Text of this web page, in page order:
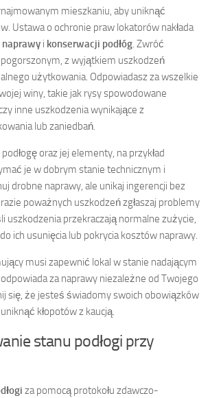
mieszkaniu, aby uniknąć
Ustawa o ochronie praw lokatorów nakłada
naprawy i konserwacji podłóg. Zwróć
z wyjątkiem uszkodzeń
użytkowania. Odpowiadasz za wszelkie
winy, takie jak rysy spowodowane
inne uszkodzenia wynikające z
lub zaniedbań.
oraz jej elementy, na przykład
je w dobrym stanie technicznym i
drobne naprawy, ale unikaj ingerencji bez
poważnych uszkodzeń zgłaszaj problemy
uszkodzenia przekraczają normalne zużycie,
ich usunięcia lub pokrycia kosztów naprawy.
musi zapewnić lokal w stanie nadającym
za naprawy niezależne od Twojego
się, że jesteś świadomy swoich obowiązków
kłopotów z kaucją.
stanu podłogi przy
za pomocą protokołu zdawczo-